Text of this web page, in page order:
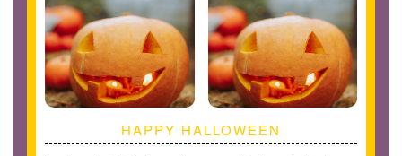
HAPPY HALLOWEEN